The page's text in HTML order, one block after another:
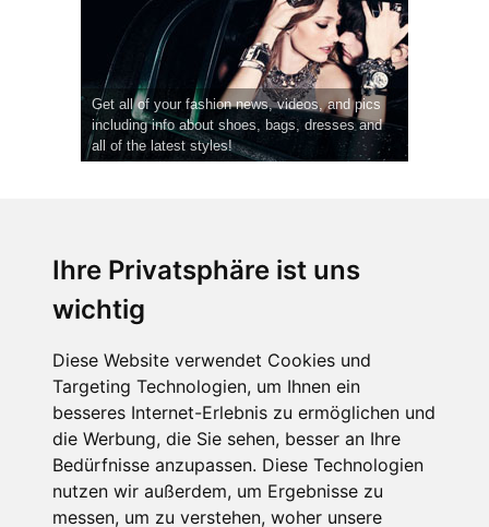
Ihre Privatsphäre ist uns
wichtig
Diese Website verwendet Cookies und
Targeting Technologien, um Ihnen ein
besseres Internet-Erlebnis zu ermöglichen und
die Werbung, die Sie sehen, besser an Ihre
Bedürfnisse anzupassen. Diese Technologien
nutzen wir außerdem, um Ergebnisse zu
messen, um zu verstehen, woher unsere
Get all of your fashion news, videos, and pics
including info about shoes, bags, dresses and
all of the latest styles!
CPost.org© 2013-2023 The Celebrity Post.
Terms of Use Privacy | Cookies Policy( Einstellungen ändern
About Us
Advertising
Contact Us